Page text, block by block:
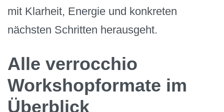
mit Klarheit, Energie und konkreten
nächsten Schritten herausgeht.
Alle verrocchio
Workshopformate im
Überblick